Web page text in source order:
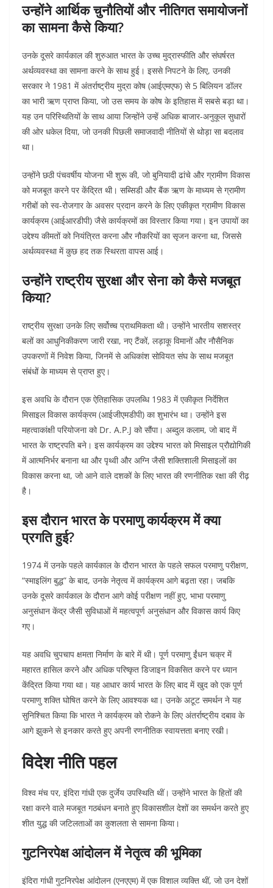
उन्होंने आर्थिक चुनौतियों और नीतिगत समायोजनों
का सामना कैसे किया?
उनके दूसरे कार्यकाल की शुरुआत भारत के उच्च मुद्रास्फीति और संघर्षरत
अर्थव्यवस्था का सामना करने के साथ हुई। इससे निपटने के लिए, उनकी
सरकार ने 1981 में अंतर्राष्ट्रीय मुद्रा कोष (आईएमएफ) से 5 बिलियन डॉलर
का भारी ऋण प्राप्त किया, जो उस समय के कोष के इतिहास में सबसे बड़ा था।
यह उन परिस्थितियों के साथ आया जिन्होंने उन्हें अधिक बाजार-अनुकूल सुधारों
की ओर धकेल दिया, जो उनकी पिछली समाजवादी नीतियों से थोड़ा सा बदलाव
था।
उन्होंने छठी पंचवर्षीय योजना भी शुरू की, जो बुनियादी ढांचे और ग्रामीण विकास
को मजबूत करने पर केंद्रित थी। सब्सिडी और बैंक ऋण के माध्यम से ग्रामीण
गरीबों को स्व-रोजगार के अवसर प्रदान करने के लिए एकीकृत ग्रामीण विकास
कार्यक्रम (आईआरडीपी) जैसे कार्यक्रमों का विस्तार किया गया। इन उपायों का
उद्देश्य कीमतों को नियंत्रित करना और नौकरियों का सृजन करना था, जिससे
अर्थव्यवस्था में कुछ हद तक स्थिरता वापस आई।
उन्होंने राष्ट्रीय सुरक्षा और सेना को कैसे मजबूत
किया?
राष्ट्रीय सुरक्षा उनके लिए सर्वोच्च प्राथमिकता थी। उन्होंने भारतीय सशस्त्र
बलों का आधुनिकीकरण जारी रखा, नए टैंकों, लड़ाकू विमानों और नौसैनिक
उपकरणों में निवेश किया, जिनमें से अधिकांश सोवियत संघ के साथ मजबूत
संबंधों के माध्यम से प्राप्त हुए।
इस अवधि के दौरान एक ऐतिहासिक उपलब्धि 1983 में एकीकृत निर्देशित
मिसाइल विकास कार्यक्रम (आईजीएमडीपी) का शुभारंभ था। उन्होंने इस
महत्वाकांक्षी परियोजना को Dr. A.P.J को सौंपा। अब्दुल कलाम, जो बाद में
भारत के राष्ट्रपति बने। इस कार्यक्रम का उद्देश्य भारत को मिसाइल प्रौद्योगिकी
में आत्मनिर्भर बनाना था और पृथ्वी और अग्नि जैसी शक्तिशाली मिसाइलों का
विकास करना था, जो आने वाले दशकों के लिए भारत की रणनीतिक रक्षा की रीढ़
है।
इस दौरान भारत के परमाणु कार्यक्रम में क्या
प्रगति हुई?
1974 में उनके पहले कार्यकाल के दौरान भारत के पहले सफल परमाणु परीक्षण,
“स्माइलिंग बुद्ध” के बाद, उनके नेतृत्व में कार्यक्रम आगे बढ़ता रहा। जबकि
उनके दूसरे कार्यकाल के दौरान आगे कोई परीक्षण नहीं हुए, भाभा परमाणु
अनुसंधान केंद्र जैसी सुविधाओं में महत्वपूर्ण अनुसंधान और विकास कार्य किए
गए।
यह अवधि चुपचाप क्षमता निर्माण के बारे में थी। पूर्ण परमाणु ईंधन चक्र में
महारत हासिल करने और अधिक परिष्कृत डिजाइन विकसित करने पर ध्यान
केंद्रित किया गया था। यह आधार कार्य भारत के लिए बाद में खुद को एक पूर्ण
परमाणु शक्ति घोषित करने के लिए आवश्यक था। उनके अटूट समर्थन ने यह
सुनिश्चित किया कि भारत ने कार्यक्रम को रोकने के लिए अंतर्राष्ट्रीय दबाव के
आगे झुकने से इनकार करते हुए अपनी रणनीतिक स्वायत्तता बनाए रखी।
विदेश नीति पहल
विश्व मंच पर, इंदिरा गांधी एक दुर्जेय उपस्थिति थीं। उन्होंने भारत के हितों की
रक्षा करने वाले मजबूत गठबंधन बनाते हुए विकासशील देशों का समर्थन करते हुए
शीत युद्ध की जटिलताओं का कुशलता से सामना किया।
गुटनिरपेक्ष आंदोलन में नेतृत्व की भूमिका
इंदिरा गांधी गुटनिरपेक्ष आंदोलन (एनएएम) में एक विशाल व्यक्ति थीं, जो उन देशों